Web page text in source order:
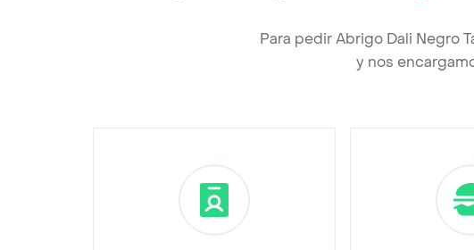
Para pedir Abrigo Dali Negro
y nos